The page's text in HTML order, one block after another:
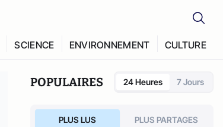
SCIENCE ENVIRONNEMENT CULTURE
POPULAIRES 24 Heures 7 Jours
PLUS LUS PLUS PARTAGES